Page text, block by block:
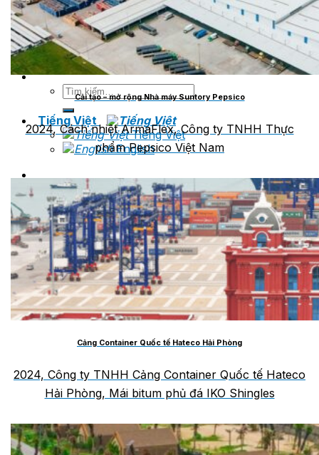
Dự án
Catalogue
Tin tức
Liên hệ
Tìm
kiếm:
Tiếng Việt
Tiếng Việt
English
Tìm
kiếm:
Cải tạo – mở rộng Nhà máy Suntory Pepsico
2024, Cách nhiệt ArmaFlex, Công ty TNHH Thực
phẩm Pepsico Việt Nam
Cảng Container Quốc tế Hateco Hải Phòng
2024, Công ty TNHH Cảng Container Quốc tế Hateco
Hải Phòng, Mái bitum phủ đá IKO Shingles